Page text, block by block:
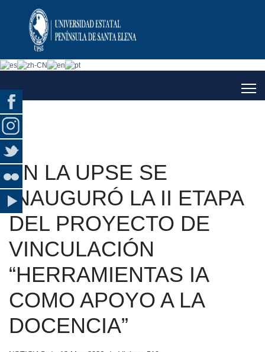
EN LA UPSE SE
INAUGURÓ LA II ETAPA
DEL PROYECTO DE
VINCULACIÓN
“HERRAMIENTAS IA
COMO APOYO A LA
DOCENCIA”